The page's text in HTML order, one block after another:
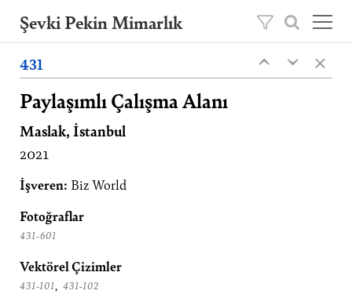
Şevki Pekin Mimarlık
mimarlık ofisini, 2020 yılından itibaren oğlu
Ömer Pekin yönetmektedir.
Projeler
Hakkımızda
Yayınlar
431 ‹
‹ ×
Paylaşımlı Çalışma Alanı
Maslak, İstanbul
2021
İşveren: Biz World
Fotoğraflar
431-601
Vektörel Çizimler
431-101, 431-102